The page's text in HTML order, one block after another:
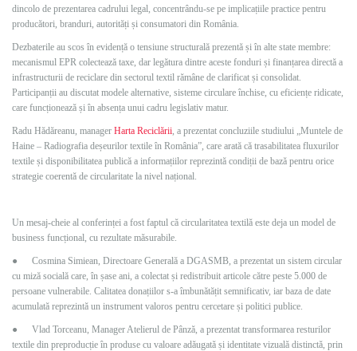
dincolo de prezentarea cadrului legal, concentrându-se pe implicațiile practice pentru
producători, branduri, autorități și consumatori din România.
Dezbaterile au scos în evidență o tensiune structurală prezentă și în alte state membre:
mecanismul EPR colectează taxe, dar legătura dintre aceste fonduri și finanțarea directă a
infrastructurii de reciclare din sectorul textil rămâne de clarificat și consolidat.
Participanții au discutat modele alternative, sisteme circulare închise, cu eficiențe ridicate,
care funcționează și în absența unui cadru legislativ matur.
Radu Hădăreanu, manager Harta Reciclării, a prezentat concluziile studiului „Muntele de
Haine – Radiografia deșeurilor textile în România”, care arată că trasabilitatea fluxurilor
textile și disponibilitatea publică a informațiilor reprezintă condiții de bază pentru orice
strategie coerentă de circularitate la nivel național.
Un mesaj-cheie al conferinței a fost faptul că circularitatea textilă este deja un model de
business funcțional, cu rezultate măsurabile.
● Cosmina Simiean, Directoare Generală a DGASMB, a prezentat un sistem circular
cu miză socială care, în șase ani, a colectat și redistribuit articole către peste 5.000 de
persoane vulnerabile. Calitatea donațiilor s-a îmbunătățit semnificativ, iar baza de date
acumulată reprezintă un instrument valoros pentru cercetare și politici publice.
● Vlad Torceanu, Manager Atelierul de Pânză, a prezentat transformarea resturilor
textile din preproducție în produse cu valoare adăugată și identitate vizuală distinctă, prin